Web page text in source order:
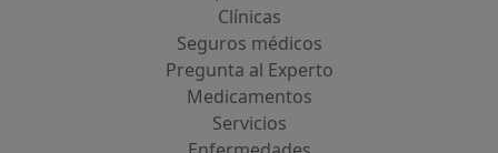
Clínicas
Seguros médicos
Pregunta al Experto
Medicamentos
Servicios